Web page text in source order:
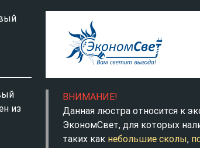
из
ВНИМАНИЕ!
Данная люстра относится к
ЭкономСвет, для которых
таких как небольшие сколы,